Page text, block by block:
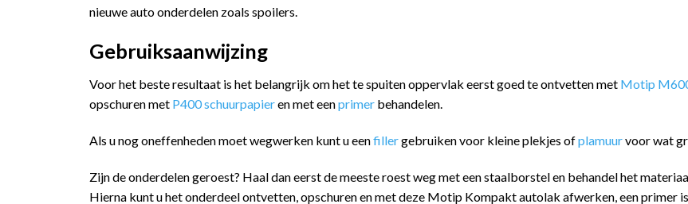
nieuwe auto onderdelen zoals spoilers.
Gebruiksaanwijzing
Voor het beste resultaat is het belangrijk om het te spuiten oppervlak eerst goed te ontvetten met Motip
opschuren met P400 schuurpapieren met eenprimer behandelen.
Als u nog oneffenheden moet wegwerken kunt u eenfillergebruiken voor kleine plekjes ofplamuurvoor wat
Zijn de onderdelen geroest? Haal dan eerst de meeste roest weg met een staalborstel en behandel het
Hierna kunt u het onderdeel ontvetten, opschuren en met deze Motip Kompakt autolak afwerken, een primer